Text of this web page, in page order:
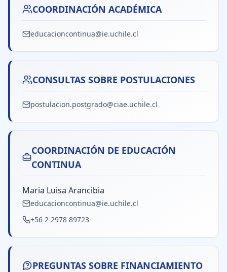
COORDINACIÓN ACADÉMICA
educacioncontinua@ie.uchile.cl
CONSULTAS SOBRE POSTULACIONES
postulacion.postgrado@ciae.uchile.cl
COORDINACIÓN DE EDUCACIÓN
CONTINUA
Maria Luisa Arancibia
educacioncontinua@ie.uchile.cl
+56 2 2978 89723
PREGUNTAS SOBRE FINANCIAMIENTO